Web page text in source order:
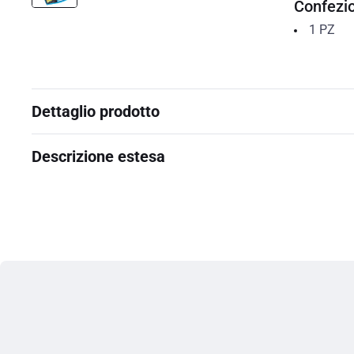
1 PZ
Dettaglio prodotto
Descrizione estesa